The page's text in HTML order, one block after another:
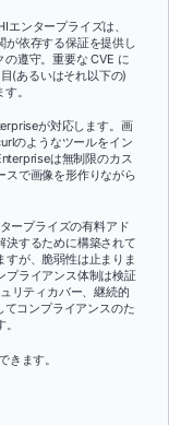
エンタープライズは、
が依存する保証を提供し
の遵守。重要な CVE に
(あるいはそれ以下の)
。
が対応します。画
のようなツールをイン
は無制限のカス
スで画像を形作りながら
ープライズの有料アド
決するために構築されて
すが、脆弱性は止まりま
プライアンス体制は検証
リティカバー、継続的
コンプライアンスのた
きます。